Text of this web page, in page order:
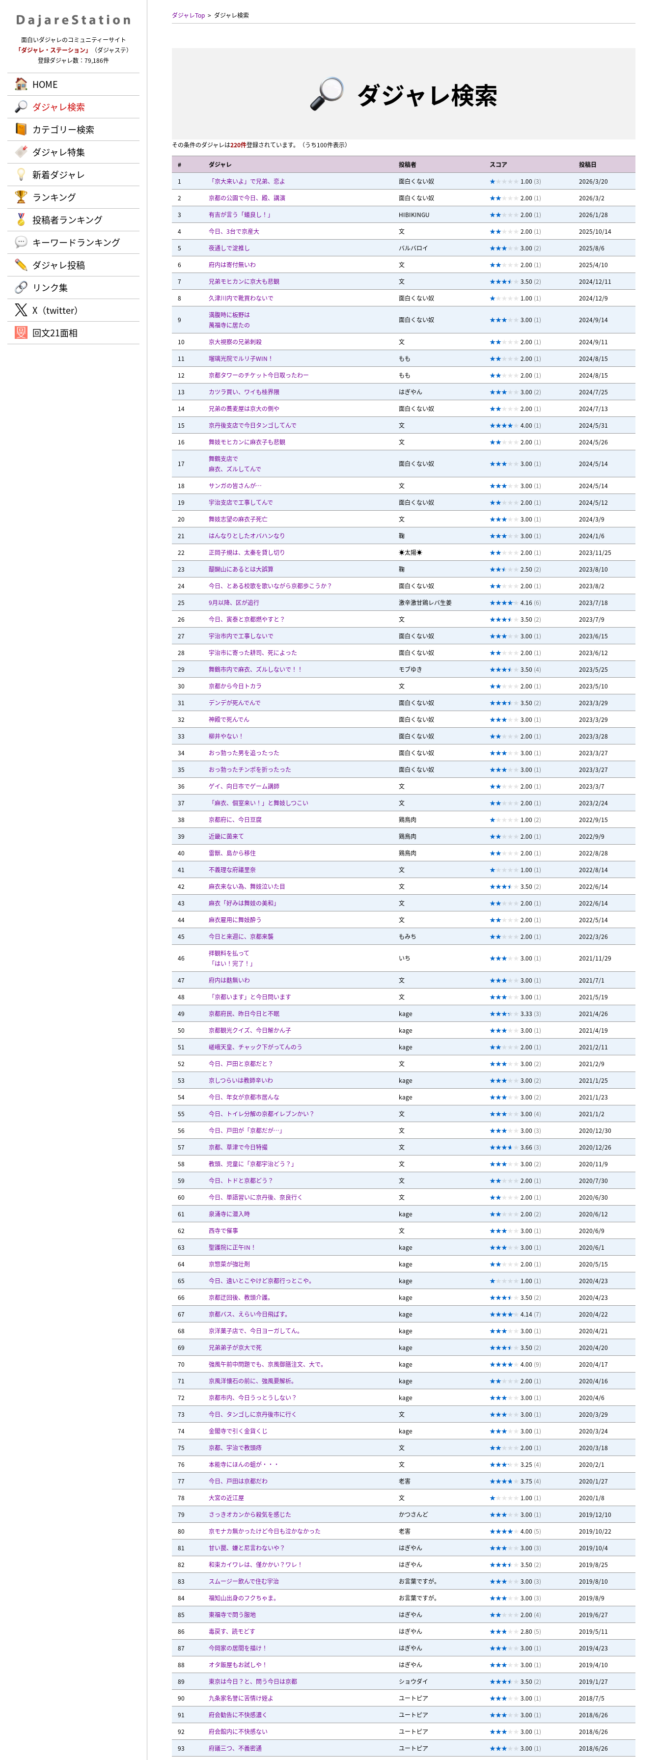
面白いダジャレのコミュニティーサイト
「ダジャレ・ステーション」
（ダジャステ）
登録ダジャレ数：79,186件
HOME
ダジャレ検索
カテゴリー検索
ダジャレ特集
新着ダジャレ
ランキング
投稿者ランキング
キーワードランキング
ダジャレ投稿
リンク集
X（twitter）
回文21面相
ダジャレTop ダジャレ検索
ダジャレ検索
その条件のダジャレは220件登録されています。 （うち100件表示）
# ダジャレ 投稿者 スコア
投稿日
1
「京大来いよ」で兄弟、恋よ 面白くない奴 1.00 (3)
2026/3/20
2
京都の公園で今日、殿、講演 面白くない奴 2.00 (1)
2026/3/2
3
有吉が言う「蟻良し！」 HIBIKINGU 2.00 (1)
2026/1/28
4
今日、3台で京産大 文 2.00 (1)
2025/10/14
5
夜通しで淀推し バルバロイ 3.00 (2)
2025/8/6
6
府内は寄付無いわ 文 2.00 (1)
2025/4/10
7
兄弟モヒカンに京大も悲観 文 3.50 (2)
2024/12/11
8
久津川内で靴買わないで 面白くない奴 1.00 (1) 2024/12/9
9
満腹時に板野は
萬福寺に居たの
面白くない奴 3.00 (1) 2024/9/14
10 京大視察の兄弟刺殺 文 2.00 (1)
2024/9/11
11
瑠璃光院でルリ子WIN！ もも 2.00 (1)
2024/8/15
12
京都タワーのチケット今日取ったわー もも 2.00 (1)
2024/8/15
13
カツラ買い、ワイも桂界隈 はぎやん 3.00 (2)
2024/7/25
14
兄弟の蕎麦屋は京大の側や 面白くない奴 2.00 (1)
2024/7/13
15
京丹後支店で今日タンゴしてんで 文 4.00 (1)
2024/5/31
16
舞妓モヒカンに麻衣子も悲観 文 2.00 (1) 2024/5/26
17
舞鶴支店で
麻衣、ズルしてんで
面白くない奴 3.00 (1) 2024/5/14
18 サンガの皆さんが… 文 3.00 (1)
2024/5/14
19
宇治支店で工事してんで 面白くない奴 2.00 (1)
2024/5/12
20
舞妓志望の麻衣子死亡 文 3.00 (1)
2024/3/9
21
はんなりとしたオバハンなり 鞠 3.00 (1)
2024/1/6
22
正岡子規は、太秦を貸し切り ☀太陽☀ 2.00 (1)
2023/11/25
23
醍醐山にあるとは大誤算 鞠 2.50 (2)
2023/8/10
24
今日、とある校歌を歌いながら京都歩こうか？ 面白くない奴 2.00 (1)
2023/8/2
25
9月以降、区が追行 激辛激甘鶏レバ生姜 4.16 (6)
2023/7/18
26
今日、寅泰と京都燃やすと？ 文 3.50 (2)
2023/7/9
27
宇治市内で工事しないで 面白くない奴 3.00 (1)
2023/6/15
28
宇治市に寄った耕司、死によった 面白くない奴 2.00 (1)
2023/6/12
29
舞鶴市内で麻衣、ズルしないで！！ モブゆき 3.50 (4)
2023/5/25
30
京都から今日トカラ 文 2.00 (1)
2023/5/10
31
デンデが死んでんで 面白くない奴 3.50 (2)
2023/3/29
32
神殿で死んでん 面白くない奴 3.00 (1)
2023/3/29
33
柳井やない！ 面白くない奴 2.00 (1)
2023/3/28
34
おっ勃った男を追ったった 面白くない奴 3.00 (1)
2023/3/27
35
おっ勃ったチンポを折ったった 面白くない奴 3.00 (1)
2023/3/27
36
ゲイ、向日市でゲーム講師 文 2.00 (1)
2023/3/7
37
「麻衣、個室来い！」と舞妓しつこい 文 2.00 (1)
2023/2/24
38
京都府に、今日豆腐 鶏鳥肉 1.00 (2)
2022/9/15
39
近畿に菌来て 鶏鳥肉 2.00 (1)
2022/9/9
40
雷獣、島から移住 鶏鳥肉 2.00 (1)
2022/8/28
41
不義理な府議里奈 文 1.00 (1)
2022/8/14
42
麻衣来ない為、舞妓泣いた目 文 3.50 (2)
2022/6/14
43
麻衣「好みは舞妓の美和」 文 2.00 (1)
2022/6/14
44
麻衣雇用に舞妓酔う 文 2.00 (1)
2022/5/14
45
今日と来週に、京都来襲 もみち 2.00 (1) 2022/3/26
46
拝観料を払って
「はい！完了！」
いち 3.00 (1) 2021/11/29
47 府内は麩無いわ 文 3.00 (1)
2021/7/1
48
「京都います」と今日問います 文 3.00 (1)
2021/5/19
49
京都府民、昨日今日と不眠 kage 3.33 (3)
2021/4/26
50
京都観光クイズ、今日解かん子 kage 3.00 (1)
2021/4/19
51
嵯峨天皇、チャック下がってんのう kage 2.00 (1)
2021/2/11
52
今日、戸田と京都だと？ 文 3.00 (2)
2021/2/9
53
京しつらいは教師辛いわ kage 3.00 (2)
2021/1/25
54
今日、年女が京都市居んな kage 3.00 (2)
2021/1/23
55
今日、トイレ分解の京都イレブンかい？ 文 3.00 (4)
2021/1/2
56
今日、戸田が「京都だが…」 文 3.00 (3)
2020/12/30
57
京都、草津で今日特撮 文 3.66 (3)
2020/12/26
58
教頭、児童に「京都宇治どう？」 文 3.00 (2)
2020/11/9
59
今日、トドと京都どう？ 文 2.00 (1)
2020/7/30
60
今日、単語習いに京丹後、奈良行く 文 2.00 (1)
2020/6/30
61
泉涌寺に潜入時 kage 2.00 (2)
2020/6/12
62
西寺で催事 文 3.00 (1)
2020/6/9
63
聖護院に正午IN！ kage 3.00 (1)
2020/6/1
64
京惣菜が強壮剤 kage 2.00 (1)
2020/5/15
65
今日、遠いとこやけど京都行っとこや。 kage 1.00 (1)
2020/4/23
66
京都迂回後、教頭介護。 kage 3.50 (2)
2020/4/23
67
京都バス、えらい今日飛ばす。 kage 4.14 (7)
2020/4/22
68
京洋菓子店で、今日ヨーガしてん。 kage 3.00 (1)
2020/4/21
69
兄弟弟子が京大で死 kage 3.50 (2)
2020/4/20
70
強風午前中問題でも、京風御膳注文、大で。 kage 4.00 (9)
2020/4/17
71
京風洋懐石の前に、強風要解析。 kage 2.00 (1)
2020/4/16
72
京都市内、今日うっとうしない？ kage 3.00 (1)
2020/4/6
73
今日、タンゴしに京丹後市に行く 文 3.00 (1)
2020/3/29
74
金閣寺で引く金貨くじ kage 3.00 (1)
2020/3/24
75
京都、宇治で教頭痔 文 2.00 (1)
2020/3/18
76
本能寺にほんの蛆が・・・ 文 3.25 (4)
2020/2/1
77
今日、戸田は京都だわ 老害 3.75 (4)
2020/1/27
78
大宮の近江屋 文 1.00 (1)
2020/1/8
79
さっきオカンから殺気を感じた かつさんど 3.00 (1)
2019/12/10
80
京モナカ無かったけど今日も泣かなかった 老害 4.00 (5)
2019/10/22
81
甘い罠、嫌と尼言わないや？ はぎやん 3.00 (3)
2019/10/4
82
和束カイワレは、僅かかい？ワレ！ はぎやん 3.50 (2)
2019/8/25
83
スムージー飲んで住む宇治 お言葉ですが。 3.00 (3)
2019/8/10
84
福知山出身のフクちゃま。 お言葉ですが。 3.00 (3)
2019/8/9
85
東福寺で問う服地 はぎやん 2.00 (4)
2019/6/27
86
毒戻す、読モどす はぎやん 2.80 (5)
2019/5/11
87
今岡家の居間を描け！ はぎやん 3.00 (1)
2019/4/23
88
オタ飯屋もお試しや！ はぎやん 3.00 (1)
2019/4/10
89
東京は今日？と、問う今日は京都 ショウダイ 3.50 (2)
2019/1/27
90
九条家名誉に苦情け姪よ ユートピア 3.00 (1)
2018/7/5
91
府会勧告に不快感濃く ユートピア 3.00 (1)
2018/6/26
92
府会館内に不快感ない ユートピア 3.00 (1)
2018/6/26
93
府議三つ、不義密通 ユートピア 3.00 (1) 2018/6/26